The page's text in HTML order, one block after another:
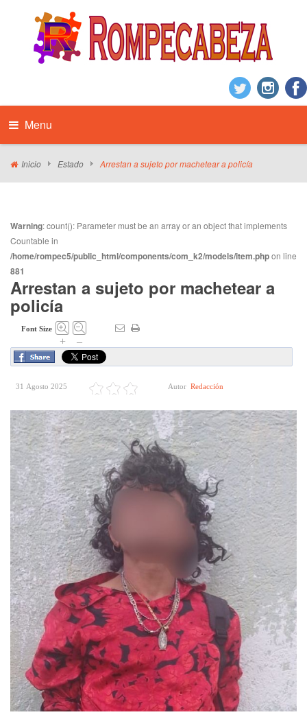
Menu
Inicio Estado Arrestan a sujeto por machetear a policía
Warning: count(): Parameter must be an array or an object that implements
Countable in
/home/rompec5/public_html/components/com_k2/models/item.phpon line
881
Arrestan a sujeto por machetear a
policía
Font Size
+ –
31 Agosto 2025 Autor Redacción